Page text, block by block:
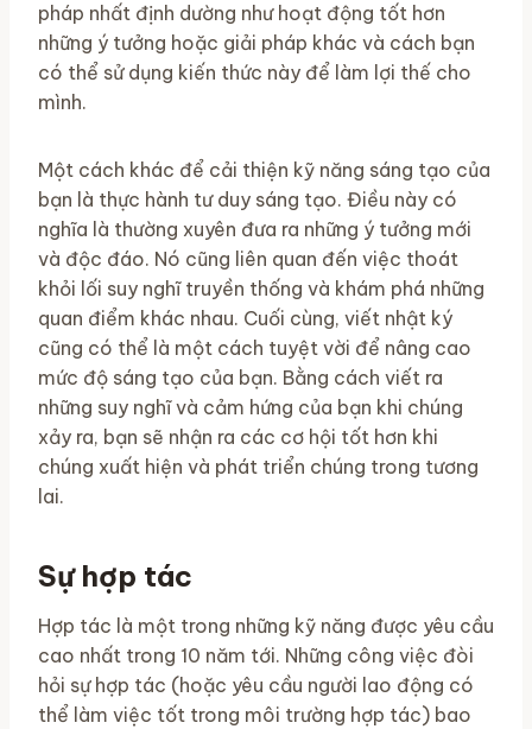
pháp nhất định dường như hoạt động tốt hơn
những ý tưởng hoặc giải pháp khác và cách bạn
có thể sử dụng kiến ​​thức này để làm lợi thế cho
mình.
Một cách khác để cải thiện kỹ năng sáng tạo của
bạn là thực hành tư duy sáng tạo. Điều này có
nghĩa là thường xuyên đưa ra những ý tưởng mới
và độc đáo. Nó cũng liên quan đến việc thoát
khỏi lối suy nghĩ truyền thống và khám phá những
quan điểm khác nhau. Cuối cùng, viết nhật ký
cũng có thể là một cách tuyệt vời để nâng cao
mức độ sáng tạo của bạn. Bằng cách viết ra
những suy nghĩ và cảm hứng của bạn khi chúng
xảy ra, bạn sẽ nhận ra các cơ hội tốt hơn khi
chúng xuất hiện và phát triển chúng trong tương
lai.
Sự hợp tác
Hợp tác là một trong những kỹ năng được yêu cầu
cao nhất trong 10 năm tới. Những công việc đòi
hỏi sự hợp tác (hoặc yêu cầu người lao động có
thể làm việc tốt trong môi trường hợp tác) bao